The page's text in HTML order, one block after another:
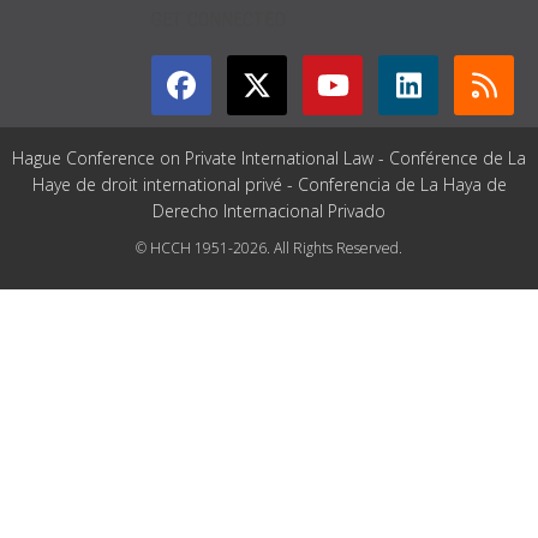
Hague Conference on Private International Law - Conférence de La
Haye de droit international privé - Conferencia de La Haya de
Derecho Internacional Privado
© HCCH 1951-2026. All Rights Reserved.